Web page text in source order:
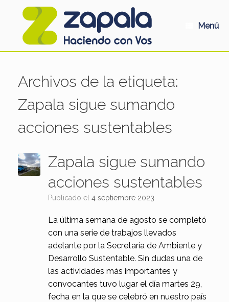
Menú
Archivos de la etiqueta:
Zapala sigue sumando
acciones sustentables
Zapala sigue sumando
acciones sustentables
Publicado el 4 septiembre 2023
La última semana de agosto se completó
con una serie de trabajos llevados
adelante por la Secretaría de Ambiente y
Desarrollo Sustentable. Sin dudas una de
las actividades más importantes y
convocantes tuvo lugar el día martes 29,
fecha en la que se celebró en nuestro país